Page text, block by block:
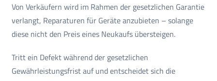
Von Verkäufern wird im Rahmen der gesetzlichen Garantie
verlangt, Reparaturen für Geräte anzubieten – solange
diese nicht den Preis eines Neukaufs übersteigen.
Tritt ein Defekt während der gesetzlichen
Gewährleistungsfrist auf und entscheidet sich die